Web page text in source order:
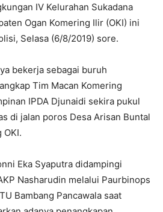
IV Kelurahan Sukadana
Ogan Komering Ilir (OKI) ini
Selasa (6/8/2019) sore.
bekerja sebagai buruh
Tim Macan Komering
IPDA Djunaidi sekira pukul
di jalan poros Desa Arisan Buntal
OKI.
Eka Syaputra didampingi
Nasharudin melalui Paurbinops
Bambang Pancawala saat